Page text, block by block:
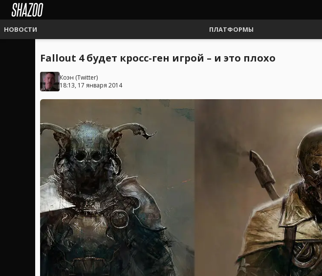
НОВОСТИ ПЛАТФОРМЫ
Fallout 4 будет кросс-ген игрой – и это плохо
Коэн (Twitter)
18:13, 17 января 2014